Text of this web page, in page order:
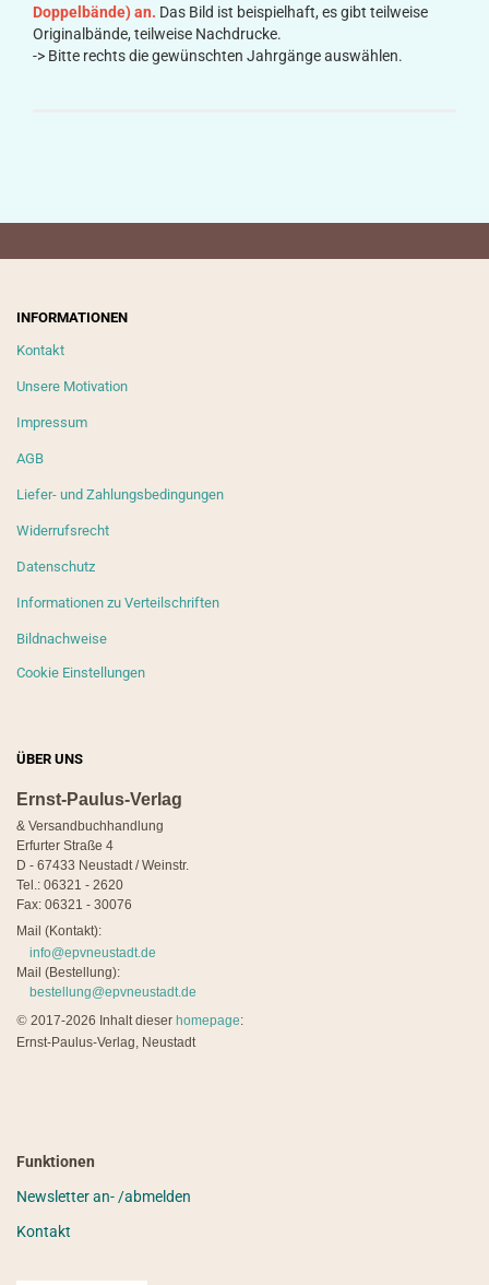
Doppelbände) an. Das Bild ist beispielhaft, es gibt teilweise
Originalbände, teilweise Nachdrucke.
-> Bitte rechts die gewünschten Jahrgänge auswählen.
INFORMATIONEN
Kontakt
Unsere Motivation
Impressum
AGB
Liefer- und Zahlungsbedingungen
Widerrufsrecht
Datenschutz
Informationen zu Verteilschriften
Bildnachweise
Cookie Einstellungen
ÜBER UNS
Ernst-Paulus-Verlag
& Versandbuchhandlung
Erfurter Straße 4
D - 67433 Neustadt / Weinstr.
Tel.: 06321 - 2620
Fax: 06321 - 30076
Mail (Kontakt):
info@epvneustadt.de
Mail (Bestellung):
bestellung@epvneustadt.de
© 2017-2026 Inhalt dieser homepage:
Ernst-Paulus-Verlag, Neustadt
Funktionen
Newsletter an- /abmelden
Kontakt